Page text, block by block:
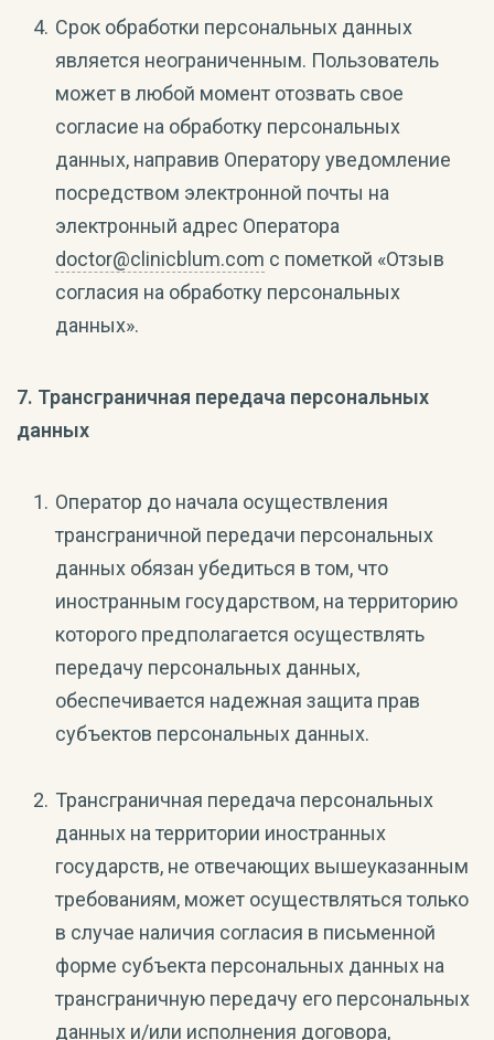
Срок обработки персональных данных
является неограниченным. Пользователь
может в любой момент отозвать свое
согласие на обработку персональных
данных, направив Оператору уведомление
посредством электронной почты на
электронный адрес Оператора
doctor@clinicblum.com с пометкой «Отзыв
согласия на обработку персональных
данных».
7. Трансграничная передача персональных
данных
Оператор до начала осуществления
трансграничной передачи персональных
данных обязан убедиться в том, что
иностранным государством, на территорию
которого предполагается осуществлять
передачу персональных данных,
обеспечивается надежная защита прав
субъектов персональных данных.
Трансграничная передача персональных
данных на территории иностранных
государств, не отвечающих вышеуказанным
требованиям, может осуществляться только
в случае наличия согласия в письменной
форме субъекта персональных данных на
трансграничную передачу его персональных
данных и/или исполнения договора,